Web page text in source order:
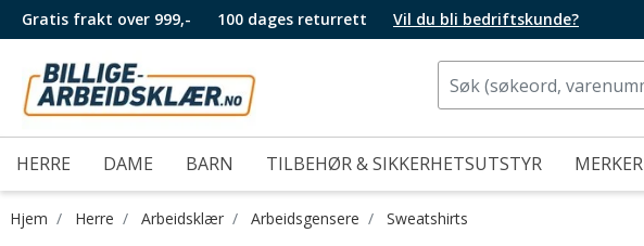
Gratis frakt over 999,- 100 dages returrett Vil du bli bedriftskunde?
HERRE DAME BARN TILBEHØR & SIKKERHETSUTSTYR MERKER
Hjem Herre Arbeidsklær Arbeidsgensere Sweatshirts